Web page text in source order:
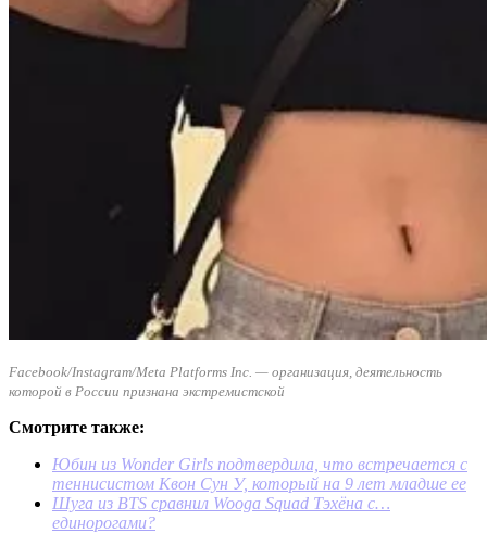
Facebook/Instagram/Meta Platforms Inc. — организация, деятельность
которой в России признана экстремистской
Смотрите также:
Юбин из Wonder Girls подтвердила, что встречается с
теннисистом Квон Сун У, который на 9 лет младше ее
Шуга из BTS сравнил Wooga Squad Тэхёна с…
единорогами?